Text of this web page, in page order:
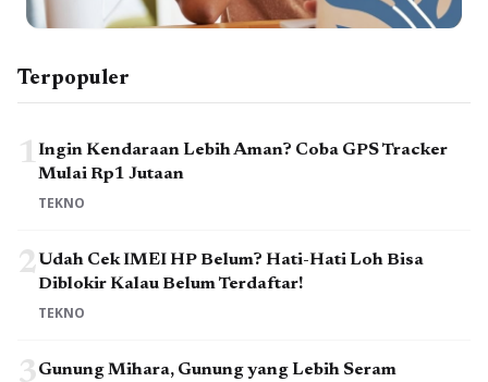
Terpopuler
1Ingin Kendaraan Lebih Aman? Coba GPS Tracker
Mulai Rp1 Jutaan
TEKNO
2Udah Cek IMEI HP Belum? Hati-Hati Loh Bisa
Diblokir Kalau Belum Terdaftar!
TEKNO
3Gunung Mihara, Gunung yang Lebih Seram